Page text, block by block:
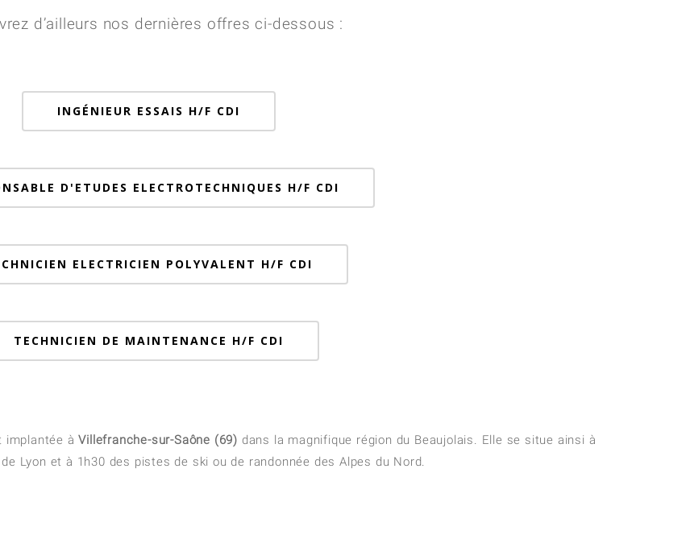
d’ailleurs nos dernières offres ci-dessous :
INGÉNIEUR ESSAIS H/F CDI
D'ETUDES ELECTROTECHNIQUES H/F CDI
ELECTRICIEN POLYVALENT H/F CDI
TECHNICIEN DE MAINTENANCE H/F CDI
implantée àVillefranche-sur-Saône (69) dans la magnifique région du Beaujolais. Elle se situe ainsi à
Lyon et à 1h30 des pistes de ski ou de randonnée des Alpes du Nord.